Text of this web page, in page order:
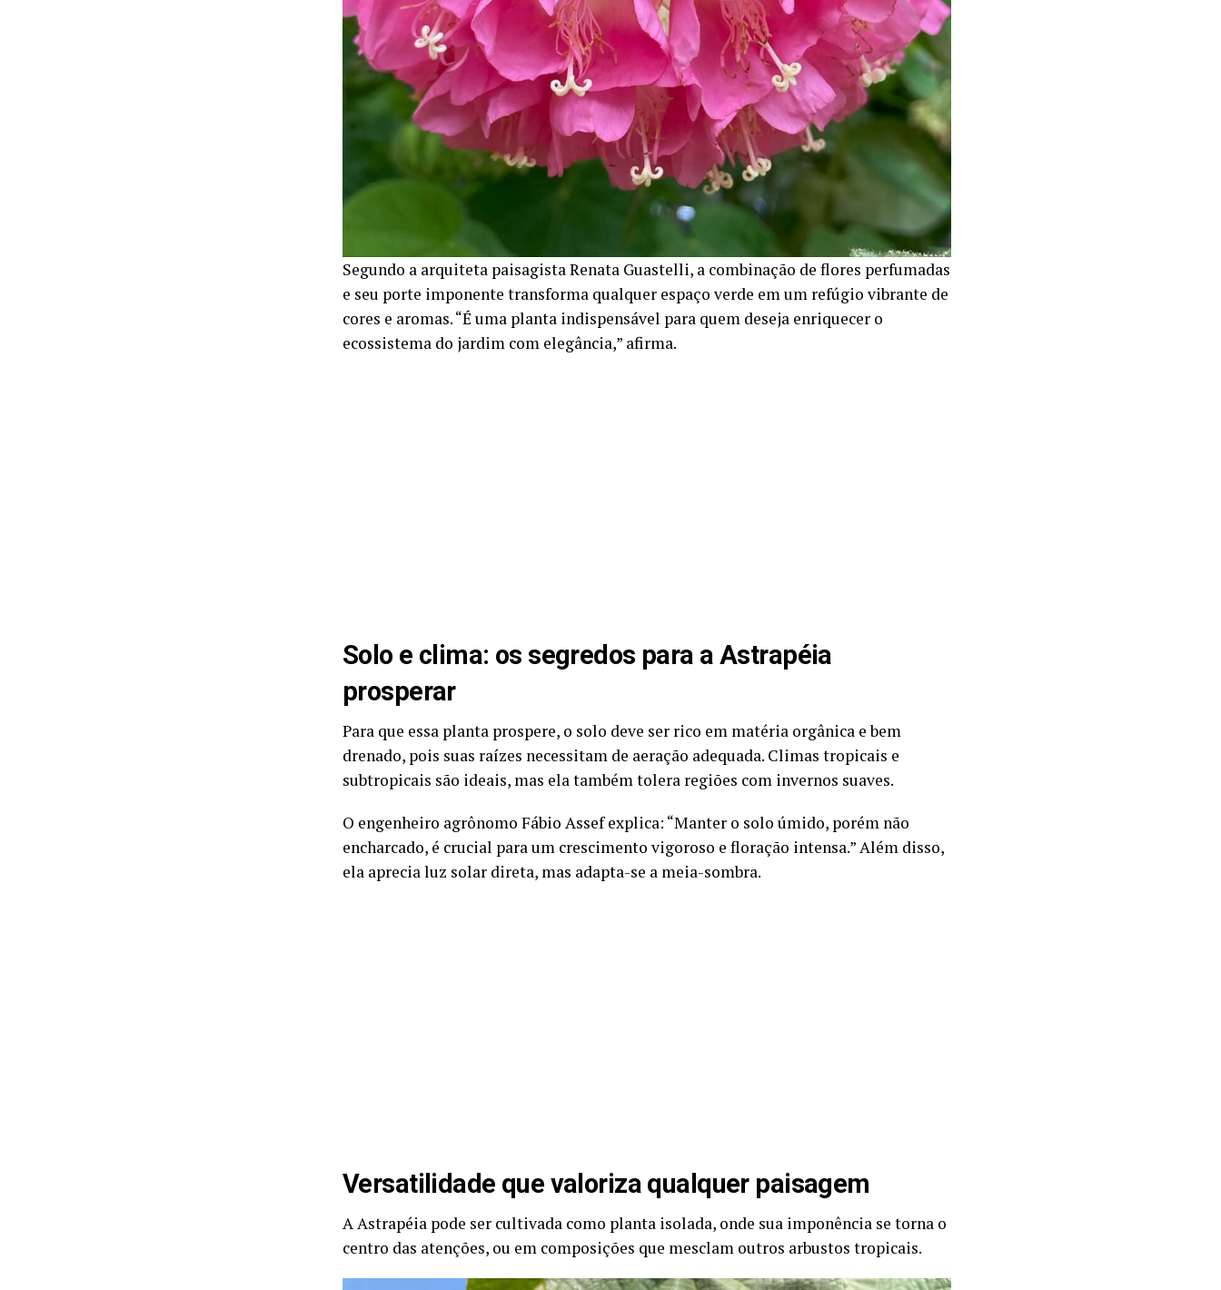
Segundo a arquiteta paisagista Renata Guastelli, a combinação de flores perfumadas
e seu porte imponente transforma qualquer espaço verde em um refúgio vibrante de
cores e aromas. “É uma planta indispensável para quem deseja enriquecer o
ecossistema do jardim com elegância,” afirma.
Solo e clima: os segredos para a Astrapéia
prosperar
Para que essa planta prospere, o solo deve ser rico em matéria orgânica e bem
drenado, pois suas raízes necessitam de aeração adequada. Climas tropicais e
subtropicais são ideais, mas ela também tolera regiões com invernos suaves.
O engenheiro agrônomo Fábio Assef explica: “Manter o solo úmido, porém não
encharcado, é crucial para um crescimento vigoroso e floração intensa.” Além disso,
ela aprecia luz solar direta, mas adapta-se a meia-sombra.
Versatilidade que valoriza qualquer paisagem
A Astrapéia pode ser cultivada como planta isolada, onde sua imponência se torna o
centro das atenções, ou em composições que mesclam outros arbustos tropicais.